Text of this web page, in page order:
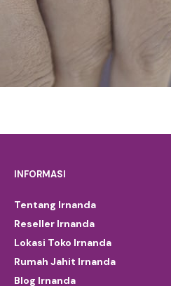
INFORMASI
Tentang Irnanda
Reseller Irnanda
Lokasi Toko Irnanda
Rumah Jahit Irnanda
Blog Irnanda